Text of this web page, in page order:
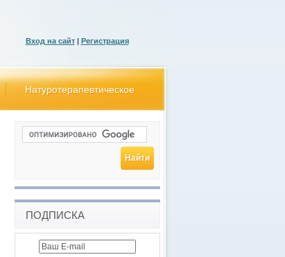
Вход на сайт | Регистрация
Натуротерапевтическое
ПОДПИСКА